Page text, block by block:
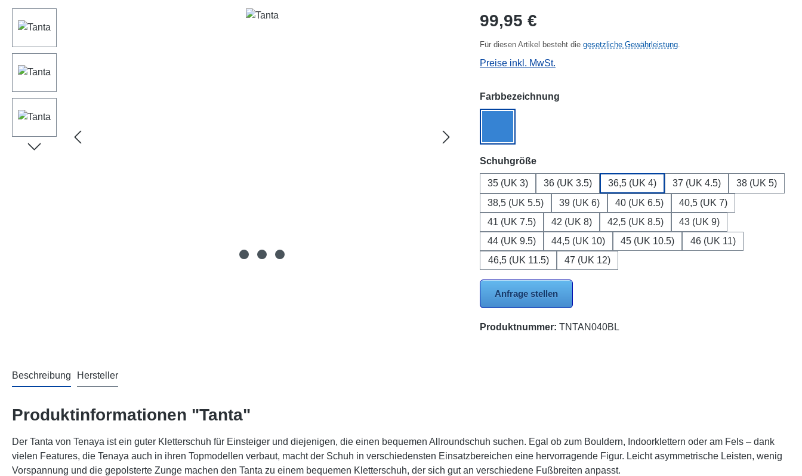
Regulärer Preis:
99,95 €
Für diesen Artikel besteht die gesetzliche Gewährleistung
Preise inkl. MwSt.
Farbbezeichnung
Schuhgrößeauswählen
35 (UK 3) 36 (UK 3.5) 36,5 (UK 4) 37 (UK 4.5)
38 (UK 5)
38,5 (UK 5.5)
39 (UK 6) 40 (UK 6.5)
40,5 (UK 7)
41 (UK 7.5)
42 (UK 8) 42,5 (UK 8.5)
43 (UK 9)
44 (UK 9.5)
44,5 (UK 10) 45 (UK 10.5)
46 (UK 11)
46,5 (UK 11.5)
47 (UK 12)
Anfrage stellen
Produktnummer: TNTAN040BL
Beschreibung Hersteller
Produktinformationen "Tanta"
Der Tanta von Tenaya ist ein guter Kletterschuh für Einsteiger und diejenigen, die einen bequemen Allroundschuh suchen. Egal ob zum Bouldern, Indoorklettern oder am Fels – dank
vielen Features, die Tenaya auch in ihren Topmodellen verbaut, macht der Schuh in verschiedensten Einsatzbereichen eine hervorragende Figur. Leicht asymmetrische Leisten, wenig
Vorspannung und die gepolsterte Zunge machen den Tanta zu einem bequemen Kletterschuh, der sich gut an verschiedene Fußbreiten anpasst.